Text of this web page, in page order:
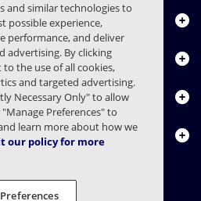
and similar technologies to
possible experience,
performance, and deliver
advertising. By clicking
the use of all cookies,
and targeted advertising.
Necessary Only" to allow
Preferences" to
learn more about how we
our policy for more